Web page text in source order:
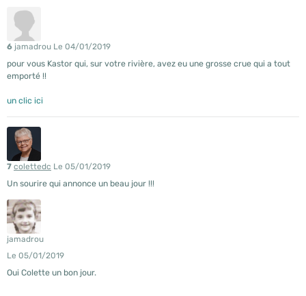
6 jamadrou Le 04/01/2019
pour vous Kastor qui, sur votre rivière, avez eu une grosse crue qui a tout
emporté !!
un clic ici
7 colettedc Le 05/01/2019
Un sourire qui annonce un beau jour !!!
jamadrou
Le 05/01/2019
Oui Colette un bon jour.